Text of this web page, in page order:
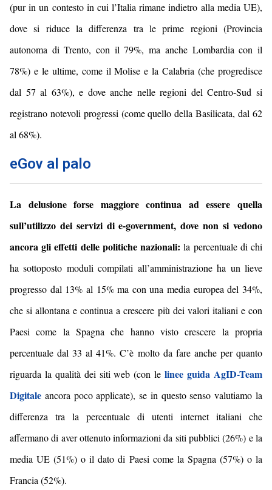
(pur in un contesto in cui l’Italia rimane indietro alla media UE),
dove si riduce la differenza tra le prime regioni (Provincia
autonoma di Trento, con il 79%, ma anche Lombardia con il
78%) e le ultime, come il Molise e la Calabria (che progredisce
dal 57 al 63%), e dove anche nelle regioni del Centro-Sud si
registrano notevoli progressi (come quello della Basilicata, dal 62
al 68%).
eGov al palo
La delusione forse maggiore continua ad essere quella
sull’utilizzo dei servizi di e-government, dove non si vedono
ancora gli effetti delle politiche nazionali: la percentuale di chi
ha sottoposto moduli compilati all’amministrazione ha un lieve
progresso dal 13% al 15% ma con una media europea del 34%,
che si allontana e continua a crescere più dei valori italiani e con
Paesi come la Spagna che hanno visto crescere la propria
percentuale dal 33 al 41%. C’è molto da fare anche per quanto
riguarda la qualità dei siti web (con lelinee guida AgID-Team
Digitaleancora poco applicate), se in questo senso valutiamo la
differenza tra la percentuale di utenti internet italiani che
affermano di aver ottenuto informazioni da siti pubblici (26%) e la
media UE (51%) o il dato di Paesi come la Spagna (57%) o la
Francia (52%).